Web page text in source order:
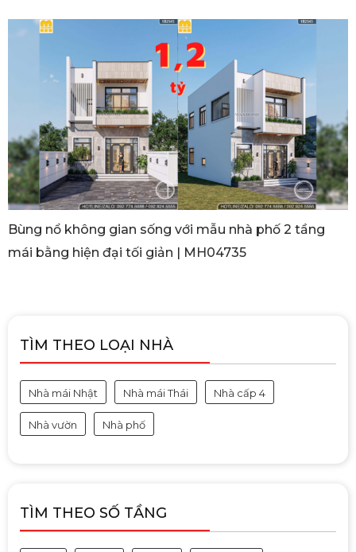
Bùng nổ không gian sống với mẫu nhà phố 2 tầng
mái bằng hiện đại tối giản | MH04735
TÌM THEO LOẠI NHÀ
Nhà mái Nhật Nhà mái Thái Nhà cấp 4
Nhà vườn Nhà phố
TÌM THEO SỐ TẦNG